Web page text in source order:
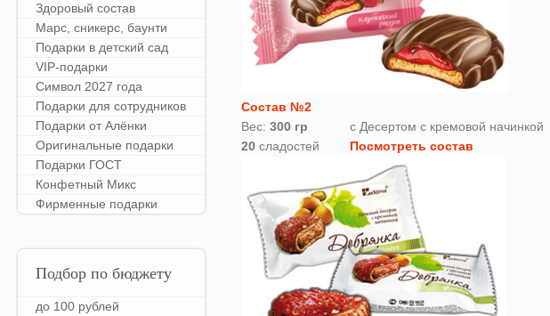
Состав №2
Вес: 300 гр
с Десертом с кремовой начинкой
20 сладостей Посмотреть состав
Здоровый состав
Марс, сникерс, баунти
Подарки в детский сад
VIP-подарки
Символ 2027 года
Подарки для сотрудников
Подарки от Алёнки
Оригинальные подарки
Подарки ГОСТ
Конфетный Микс
Фирменные подарки
Подбор по бюджету
до 100 рублей